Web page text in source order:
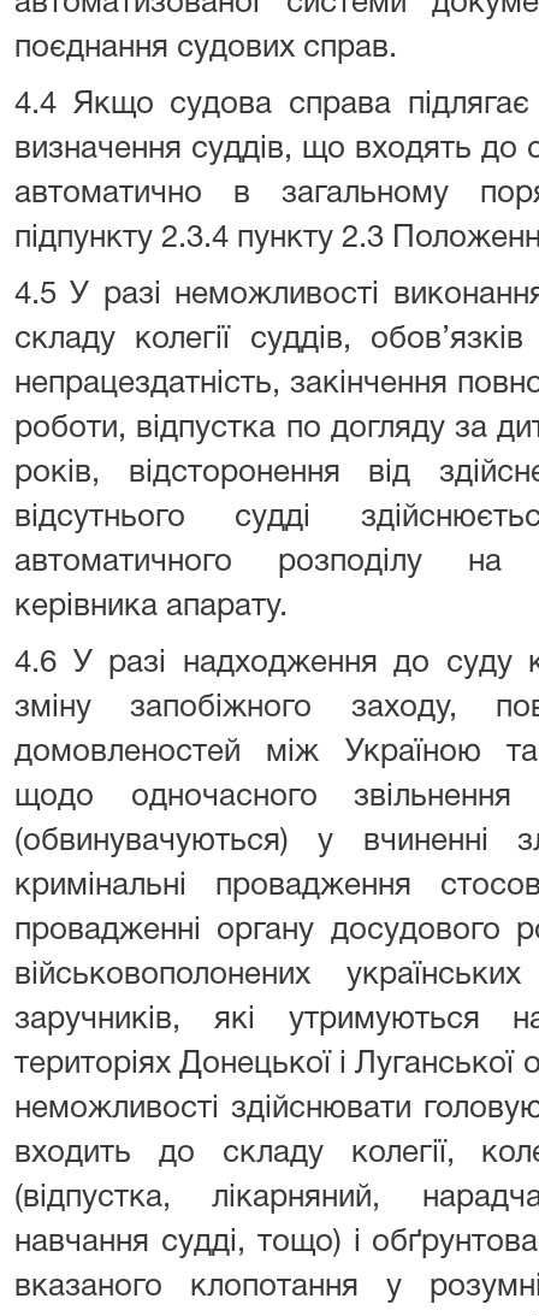
поєднання судових справ.
4.4 Якщо судова справа підлягає
визначення суддів, що входять до
автоматично в загальному
підпункту 2.3.4 пункту 2.3
4.5 У разі неможливості
складу колегії суддів,
непрацездатність, закінчення
роботи, відпустка по догляду за
років, відсторонення від
відсутнього судді
автоматичного розподілу на
керівника апарату.
4.6 У разі надходження до суду
зміну запобіжного заходу,
домовленостей між Україною
щодо одночасного
(обвинувачуються) у вчиненні
кримінальні провадження
провадженні органу досудового
військовополонених
заручників, які утримуються
територіях Донецької і Луганської
неможливості здійснювати
входить до складу колегії,
(відпустка, лікарняний,
навчання судді, тощо) і
вказаного клопотання у